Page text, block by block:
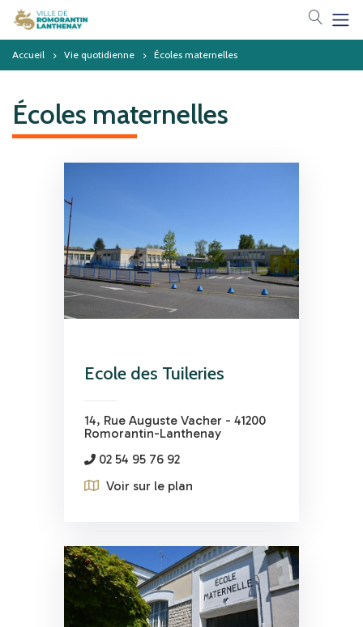
Votre
Accueil Vie quotidienne Écoles maternelles
Écoles maternelles
Ecole des Tuileries
14, Rue Auguste Vacher - 41200
Romorantin-Lanthenay
02 54 95 76 92
Voir sur le plan